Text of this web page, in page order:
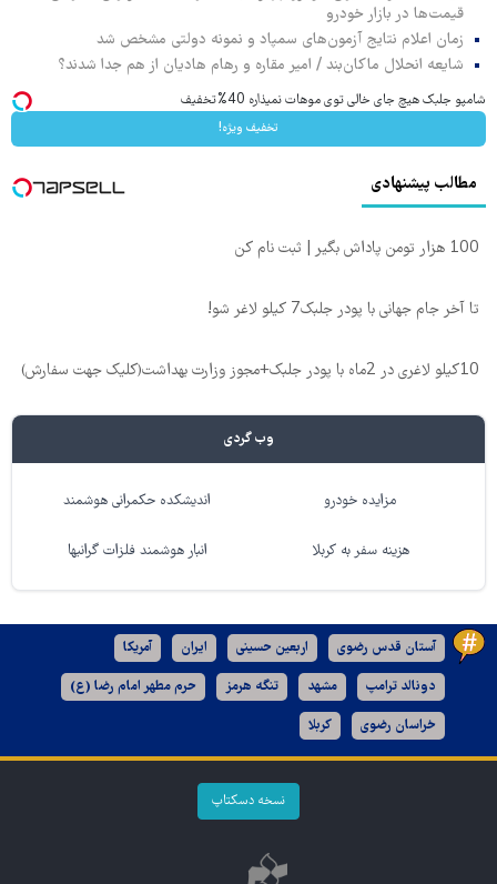
قیمت‌ها در بازار خودرو
زمان اعلام نتایج آزمون‌های سمپاد و نمونه دولتی مشخص شد
شایعه انحلال ماکان‌بند / امیر مقاره و رهام هادیان از هم جدا شدند؟
شامپو جلبک هیچ جای خالی توی موهات نمیذاره 40%تخفیف
تخفیف ویژه!
مطالب پیشنهادی
100 هزار تومن پاداش بگیر | ثبت نام کن
تا آخر جام جهانی با پودر جلبک7 کیلو لاغر شو!
10کیلو لاغری در 2ماه با پودر جلبک+مجوز وزارت بهداشت(کلیک جهت سفارش)
وب گردی
مزایده خودرو اندیشکده حکمرانی هوشمند
هزینه سفر به کربلا انبار هوشمند فلزات گرانبها
آستان قدس رضوی اربعین حسینی ایران آمریکا
دونالد ترامپ مشهد تنگه هرمز حرم مطهر امام رضا (ع)
خراسان رضوی کربلا
نسخه دسکتاپ